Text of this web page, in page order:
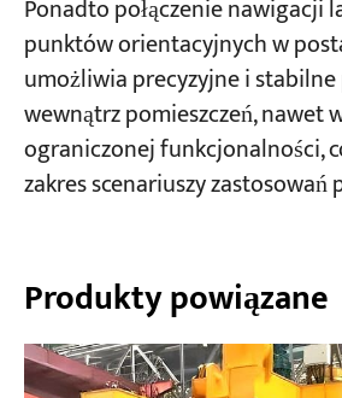
Ponadto połączenie nawigacji
punktów orientacyjnych w
umożliwia precyzyjne i
wewnątrz pomieszczeń, nawet
ograniczonej funkcjonalności,
zakres scenariuszy zastosowań
Produkty powiązane